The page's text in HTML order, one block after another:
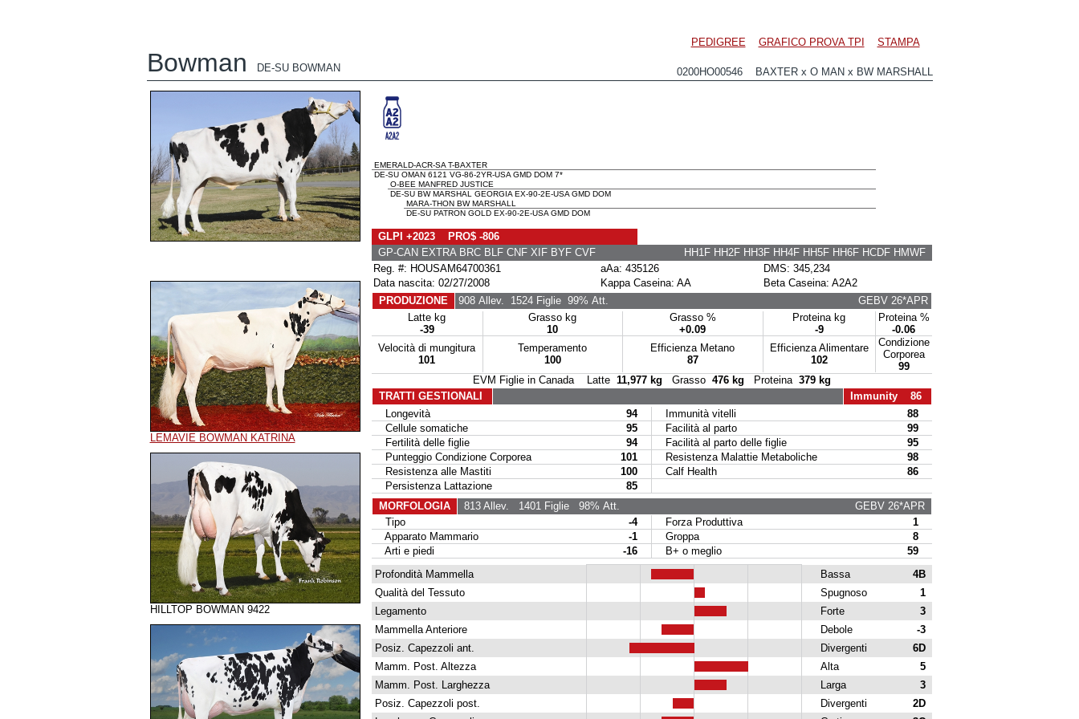
PEDIGREE GRAFICO PROVA TPI STAMPA
Bowman DE-SU BOWMAN 0200HO00546 BAXTER x O MAN x BW MARSHALL
LEMAVIE BOWMAN KATRINA
HILLTOP BOWMAN 9422
EMERALD-ACR-SA T-BAXTER
DE-SU OMAN 6121 VG-86-2YR-USA GMD DOM 7*
O-BEE MANFRED JUSTICE
DE-SU BW MARSHAL GEORGIA EX-90-2E-USA GMD DOM
MARA-THON BW MARSHALL
DE-SU PATRON GOLD EX-90-2E-USA GMD DOM
GLPI +2023 PRO$ -806
GP-CAN EXTRA BRC BLF CNF XIF BYF CVF
HH1F HH2F HH3F HH4F HH5F HH6F HCDF HMWF
Reg. #: HOUSAM64700361
aAa: 435126
DMS: 345,234
Data nascita: 02/27/2008
Kappa Caseina: AA
Beta Caseina: A2A2
PRODUZIONE
908 Allev. 1524 Figlie99% Att.
GEBV 26*APR
Latte kg
-39
Grasso kg
10
Grasso %
+0.09
Proteina kg
-9
Proteina %
-0.06
Velocità di mungitura
101
Temperamento
100
Efficienza Metano
87
Efficienza Alimentare
102
Condizione
Corporea
99
EVM Figlie in Canada Latte 11,977 kg Grasso 476 kg Proteina 379 kg
TRATTI GESTIONALI
Immunity 86
Longevità
94 Immunità vitelli
88
Cellule somatiche
95 Facilità al parto
99
Fertilità delle figlie
94 Facilità al parto delle figlie
95
Punteggio Condizione Corporea
101 Resistenza Malattie Metaboliche
98
Resistenza alle Mastiti
100 Calf Health
86
Persistenza Lattazione
85
MORFOLOGIA
813 Allev. 1401 Figlie98% Att.
GEBV 26*APR
Tipo
-4 Forza Produttiva
1
Apparato Mammario
-1 Groppa
8
Arti e piedi
-16 B+ o meglio
59
Profondità Mammella
Bassa
4B
Qualità del Tessuto
Spugnoso
1
Legamento
Forte
3
Mammella Anteriore
Debole
-3
Posiz. Capezzoli ant.
Divergenti
6D
Mamm. Post. Altezza
Alta
5
Mamm. Post. Larghezza
Larga
3
Posiz. Capezzoli post.
Divergenti
2D